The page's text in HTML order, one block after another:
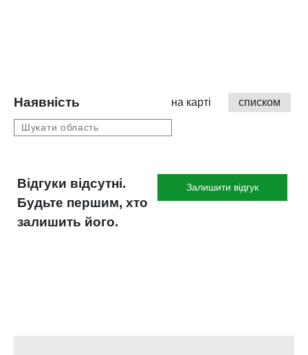
Наявність на карті списком
Відгуки відсутні.
Будьте першим, хто
залишить його.
Залишити відгук